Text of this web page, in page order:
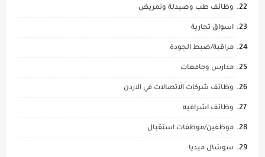
وظائف طب وصيدلة وتمريض
اسواق تجارية
مراقبة/ضبط الجودة
مدارس وجامعات
وظائف شركات الاتصالات في الاردن
وظائف اشرافيه
موظفين/موظفات استقبال
سوشال ميديا